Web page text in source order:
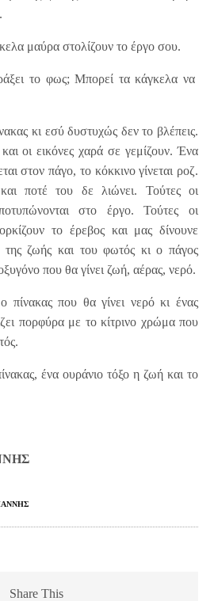
μαύρα στολίζουν το έργο σου.
το φως; Μπορεί τα κάγκελα να
κι εσύ δυστυχώς δεν το βλέπεις.
οι εικόνες χαρά σε γεμίζουν. Ένα
στον πάγο, το κόκκινο γίνεται ροζ.
ποτέ του δε λιώνει. Τούτες οι
στο έργο. Τούτες οι
το έρεβος και μας δίνουνε
της ζωής και του φωτός κι ο πάγος
που θα γίνει ζωή, αέρας, νερό.
πίνακας που θα γίνει νερό κι ένας
πορφύρα με το κίτρινο χρώμα που
ένα ουράνιο τόξο η ζωή και το
Share This